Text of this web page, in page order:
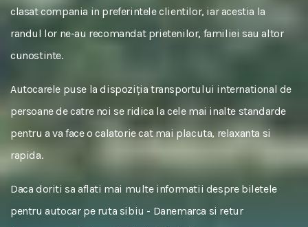
clasat compania in preferintele clientilor, iar acestia la
randul lor ne-au recomandat prietenilor, familiei sau altor
cunostinte.
Autocarele puse la dispoziția transportului international de
persoane de catre noi se ridica la cele mai inalte standarde
pentru a va face o calatorie cat mai placuta, relaxanta si
rapida.
Daca doriti sa aflati mai multe informatii despre biletele
pentru autocar pe ruta sibiu - Danemarca si retur